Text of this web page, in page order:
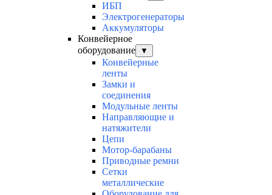
ИБП
Электрогенераторы
Аккумуляторы
Конвейерное
оборудование
▼
Конвейерные
ленты
Замки и
соединения
Модульные ленты
Направляющие и
натяжители
Цепи
Мотор-барабаны
Приводные ремни
Сетки
металлические